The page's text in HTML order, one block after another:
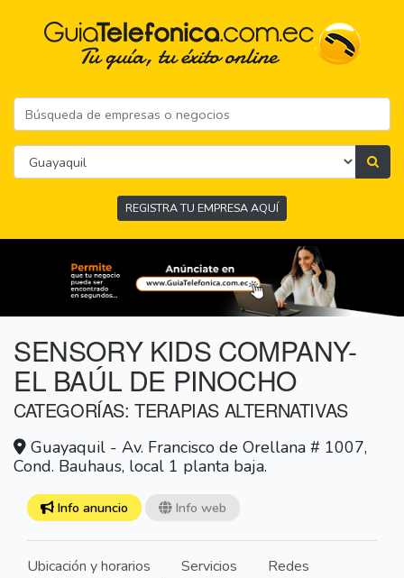
REGISTRA TU EMPRESA AQUÍ
SENSORY KIDS COMPANY-
EL BAÚL DE PINOCHO
CATEGORÍAS: TERAPIAS ALTERNATIVAS
Guayaquil - Av. Francisco de Orellana # 1007,
Cond. Bauhaus, local 1 planta baja.
Info anuncio Info web
Ubicación y horarios Servicios
Redes